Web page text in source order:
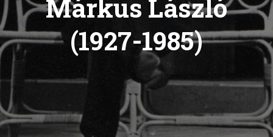
Márkus László
(1927-1985)